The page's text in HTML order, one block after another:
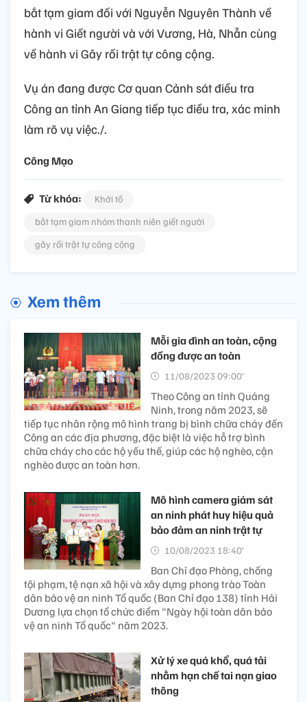
bắt tạm giam đối với Nguyễn Nguyên Thành về
hành vi Giết người và với Vương, Hà, Nhẫn cùng
về hành vi Gây rối trật tự công cộng.
Vụ án đang được Cơ quan Cảnh sát điều tra
Công an tỉnh An Giang tiếp tục điều tra, xác minh
làm rõ vụ việc./.
Công Mạo
Từ khóa:
Khởi tố
bắt tạm giam nhóm thanh niên giết người
gây rối trật tự công cộng
Xem thêm
Mỗi gia đình an toàn, cộng
đồng được an toàn
11/08/2023 09:00’
Theo Công an tỉnh Quảng
Ninh, trong năm 2023, sẽ
tiếp tục nhân rộng mô hình trang bị bình chữa cháy đến
Công an các địa phương, đặc biệt là việc hỗ trợ bình
chữa cháy cho các hộ yếu thế, giúp các hộ nghèo, cận
nghèo được an toàn hơn.
Mô hình camera giám sát
an ninh phát huy hiệu quả
bảo đảm an ninh trật tự
10/08/2023 18:40’
Ban Chỉ đạo Phòng, chống
tội phạm, tệ nạn xã hội và xây dựng phong trào Toàn
dân bảo vệ an ninh Tổ quốc (Ban Chỉ đạo 138) tỉnh Hải
Dương lựa chọn tổ chức điểm "Ngày hội toàn dân bảo
vệ an ninh Tổ quốc" năm 2023.
Xử lý xe quá khổ, quá tải
nhằm hạn chế tai nạn giao
thông